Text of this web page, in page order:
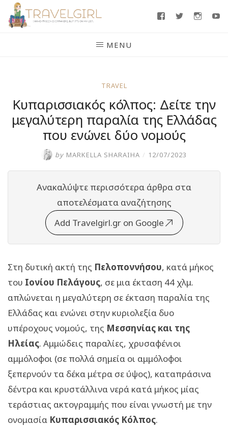
Skip
FacebookTwitter
MENU
TRAVEL
Κυπαρισσιακός κόλπος: Δείτε την
μεγαλύτερη παραλία της Ελλάδας
που ενώνει δύο νομούς
by MARKELLA SHARAIHA / 12/07/2023
Ανακαλύψτε περισσότερα άρθρα στα
αποτελέσματα αναζήτησης
Add Travelgirl.gr on Google
Στη δυτική ακτή της Πελοποννήσου, κατά μήκος
του Ιονίου Πελάγους, σε μια έκταση 44 χλμ.
απλώνεται η μεγαλύτερη σε έκταση παραλία της
Ελλάδας και ενώνει στην κυριολεξία δυο
υπέροχους νομούς, της Μεσσηνίας και της
Ηλείας. Αμμώδεις παραλίες, χρυσαφένιοι
αμμόλοφοι (σε πολλά σημεία οι αμμόλοφοι
ξεπερνούν τα δέκα μέτρα σε ύψος), καταπράσινα
δέντρα και κρυστάλλινα νερά κατά μήκος μίας
τεράστιας ακτογραμμής που είναι γνωστή με την
ονομασία Κυπαρισσιακός Κόλπος.